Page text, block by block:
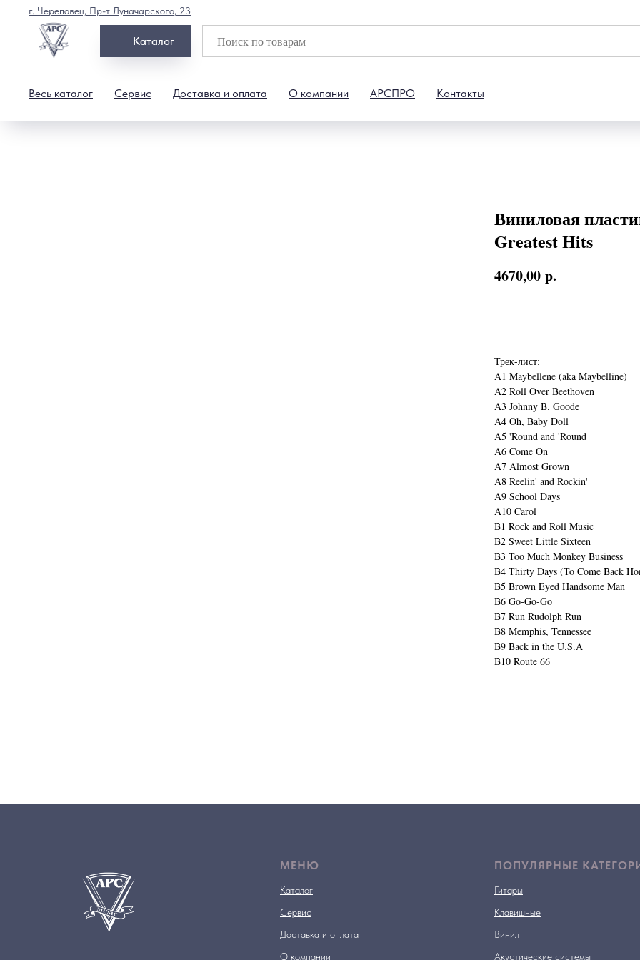
Каталог
Весь каталог Сервис Доставка и оплата О компании АРСПРО Контакты
г. Череповец, Пр-т Луначарского, 23
Виниловая
Greatest Hits
4670,00 р.
Трек-лист:
A1 Maybellene (aka Maybelline)
A2 Roll Over Beethoven
A3 Johnny B. Goode
A4 Oh, Baby Doll
A5 'Round and 'Round
A6 Come On
A7 Almost Grown
A8 Reelin' and Rockin'
A9 School Days
A10 Carol
B1 Rock and Roll Music
B2 Sweet Little Sixteen
B3 Too Much Monkey Business
B4 Thirty Days (To Come Back
B5 Brown Eyed Handsome Man
B6 Go-Go-Go
B7 Run Rudolph Run
B8 Memphis, Tennessee
B9 Back in the U.S.A
B10 Route 66
МЕНЮ
Каталог
Сервис
Доставка и оплата
О компании
ПОПУЛЯРНЫЕ
Гитары
Клавишные
Винил
Акустические системы